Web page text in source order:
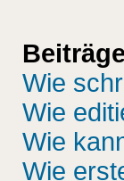
Wie
Wie
Wie
Wie